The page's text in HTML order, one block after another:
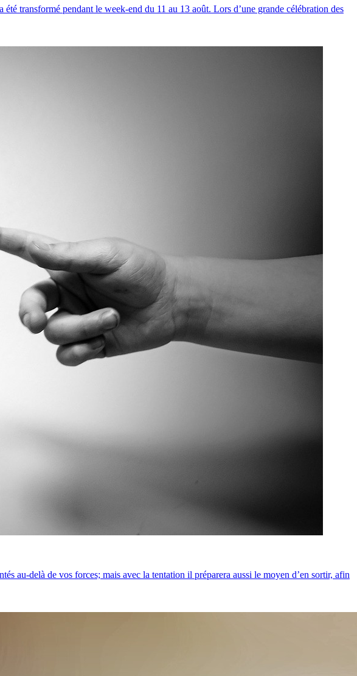
transformé pendant le week-end du 11 au 13 août. Lors d’une grande célébration des
au-delà de vos forces; mais avec la tentation il préparera aussi le moyen d’en sortir, afin